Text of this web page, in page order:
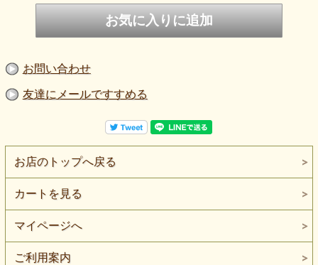
お問い合わせ
友達にメールですすめる
お店のトップへ戻る
カートを見る
マイページへ
ご利用案内